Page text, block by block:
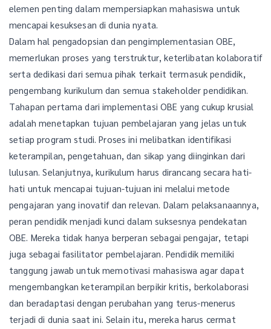
elemen penting dalam mempersiapkan mahasiswa untuk
mencapai kesuksesan di dunia nyata.
Dalam hal pengadopsian dan pengimplementasian OBE,
memerlukan proses yang terstruktur, keterlibatan kolaboratif
serta dedikasi dari semua pihak terkait termasuk pendidik,
pengembang kurikulum dan semua stakeholder pendidikan.
Tahapan pertama dari implementasi OBE yang cukup krusial
adalah menetapkan tujuan pembelajaran yang jelas untuk
setiap program studi. Proses ini melibatkan identifikasi
keterampilan, pengetahuan, dan sikap yang diinginkan dari
lulusan. Selanjutnya, kurikulum harus dirancang secara hati-
hati untuk mencapai tujuan-tujuan ini melalui metode
pengajaran yang inovatif dan relevan. Dalam pelaksanaannya,
peran pendidik menjadi kunci dalam suksesnya pendekatan
OBE. Mereka tidak hanya berperan sebagai pengajar, tetapi
juga sebagai fasilitator pembelajaran. Pendidik memiliki
tanggung jawab untuk memotivasi mahasiswa agar dapat
mengembangkan keterampilan berpikir kritis, berkolaborasi
dan beradaptasi dengan perubahan yang terus-menerus
terjadi di dunia saat ini. Selain itu, mereka harus cermat